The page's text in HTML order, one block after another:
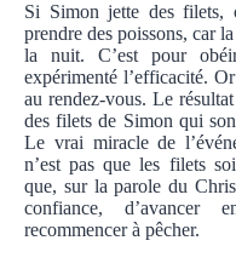
Si Simon jette des filets,
prendre des poissons, car
la nuit. C’est pour
expérimenté l’efficacité.
au rendez-vous. Le
des filets de Simon qui
Le vrai miracle de
n’est pas que les filets
que, sur la parole du
confiance,
recommencer à pêcher.